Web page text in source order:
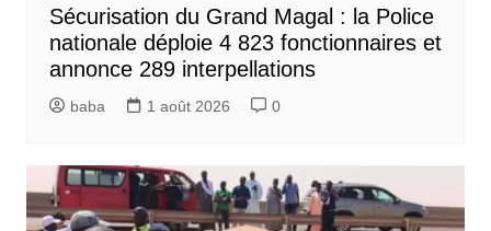
Sécurisation du Grand Magal : la Police
nationale déploie 4 823 fonctionnaires et
annonce 289 interpellations
baba 1 août 2026 0